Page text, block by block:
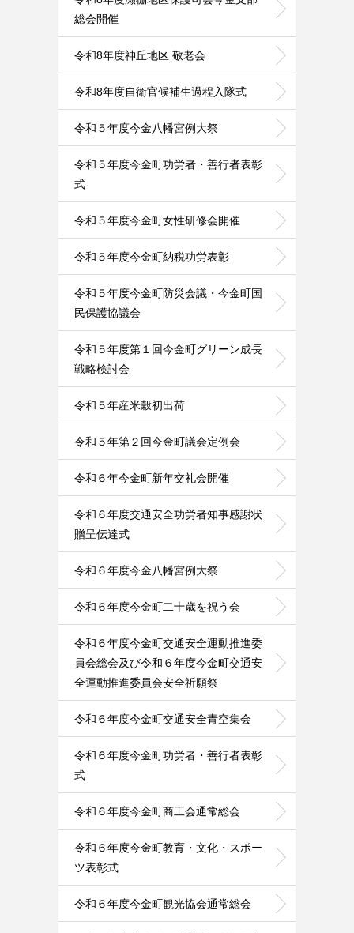
総会開催
令和8年度神丘地区 敬老会
令和8年度自衛官候補生過程入隊式
令和５年度今金八幡宮例大祭
令和５年度今金町功労者・善行者表彰
式
令和５年度今金町女性研修会開催
令和５年度今金町納税功労表彰
令和５年度今金町防災会議・今金町国
民保護協議会
令和５年度第１回今金町グリーン成長
戦略検討会
令和５年産米穀初出荷
令和５年第２回今金町議会定例会
令和６年今金町新年交礼会開催
令和６年度交通安全功労者知事感謝状
贈呈伝達式
令和６年度今金八幡宮例大祭
令和６年度今金町二十歳を祝う会
令和６年度今金町交通安全運動推進委
員会総会及び令和６年度今金町交通安
全運動推進委員会安全祈願祭
令和６年度今金町交通安全青空集会
令和６年度今金町功労者・善行者表彰
式
令和６年度今金町商工会通常総会
令和６年度今金町教育・文化・スポー
ツ表彰式
令和６年度今金町観光協会通常総会